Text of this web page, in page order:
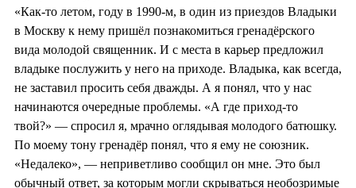
«Как-то летом, году в 1990-м, в один из приездов Владыки
в Москву к нему пришёл познакомиться гренадёрского
вида молодой священник. И с места в карьер предложил
владыке послужить у него на приходе. Владыка, как всегда,
не заставил просить себя дважды. А я понял, что у нас
начинаются очередные проблемы. «А где приход-то
твой?» — спросил я, мрачно оглядывая молодого батюшку.
По моему тону гренадёр понял, что я ему не союзник.
«Недалеко», — неприветливо сообщил он мне. Это был
обычный ответ, за которым могли скрываться необозримые